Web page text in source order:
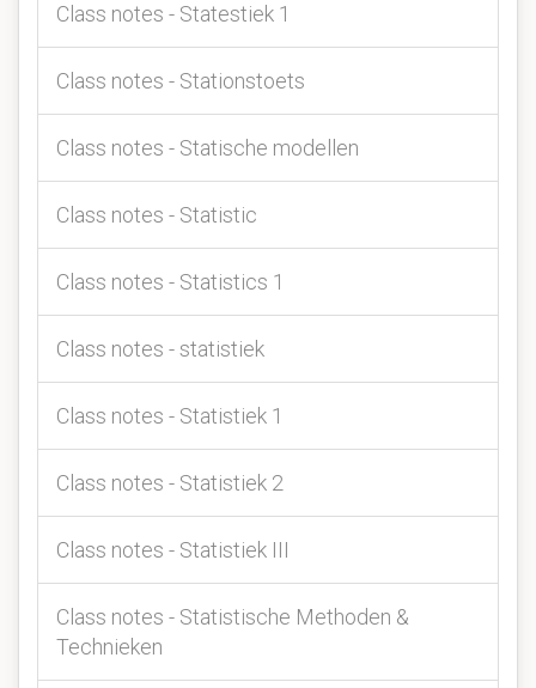
Class notes - Statestiek 1
Class notes - Stationstoets
Class notes - Statische modellen
Class notes - Statistic
Class notes - Statistics 1
Class notes - statistiek
Class notes - Statistiek 1
Class notes - Statistiek 2
Class notes - Statistiek III
Class notes - Statistische Methoden &
Technieken